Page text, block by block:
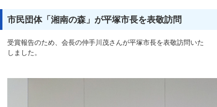
市民団体「湘南の森」が平塚市長を表敬訪問
受賞報告のため、会長の仲手川茂さんが平塚市長を表敬訪問いた
しました。